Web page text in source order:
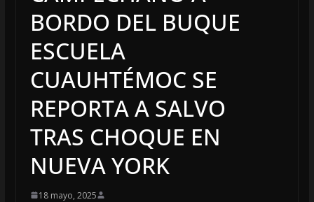
BORDO DEL BUQUE
ESCUELA
CUAUHTÉMOC SE
REPORTA A SALVO
TRAS CHOQUE EN
NUEVA YORK
18 mayo, 2025